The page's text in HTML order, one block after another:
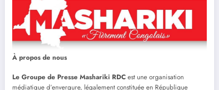
À propos de nous
Le Groupe de Presse Mashariki RDC est une organisation
médiatique d’envergure, légalement constituée en République